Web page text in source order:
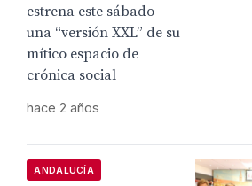
estrena este sábado
una “versión XXL” de su
mítico espacio de
crónica social
hace 2 años
ANDALUCÍA